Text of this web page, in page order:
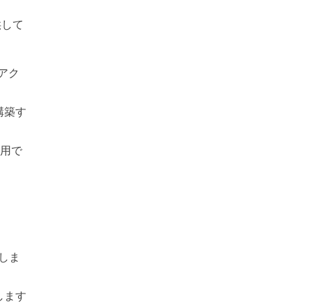
て
ク
築す
で
ま
ます